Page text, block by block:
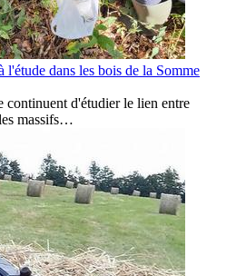
dans les bois de la Somme
continuent d'étudier le lien entre
massifs…